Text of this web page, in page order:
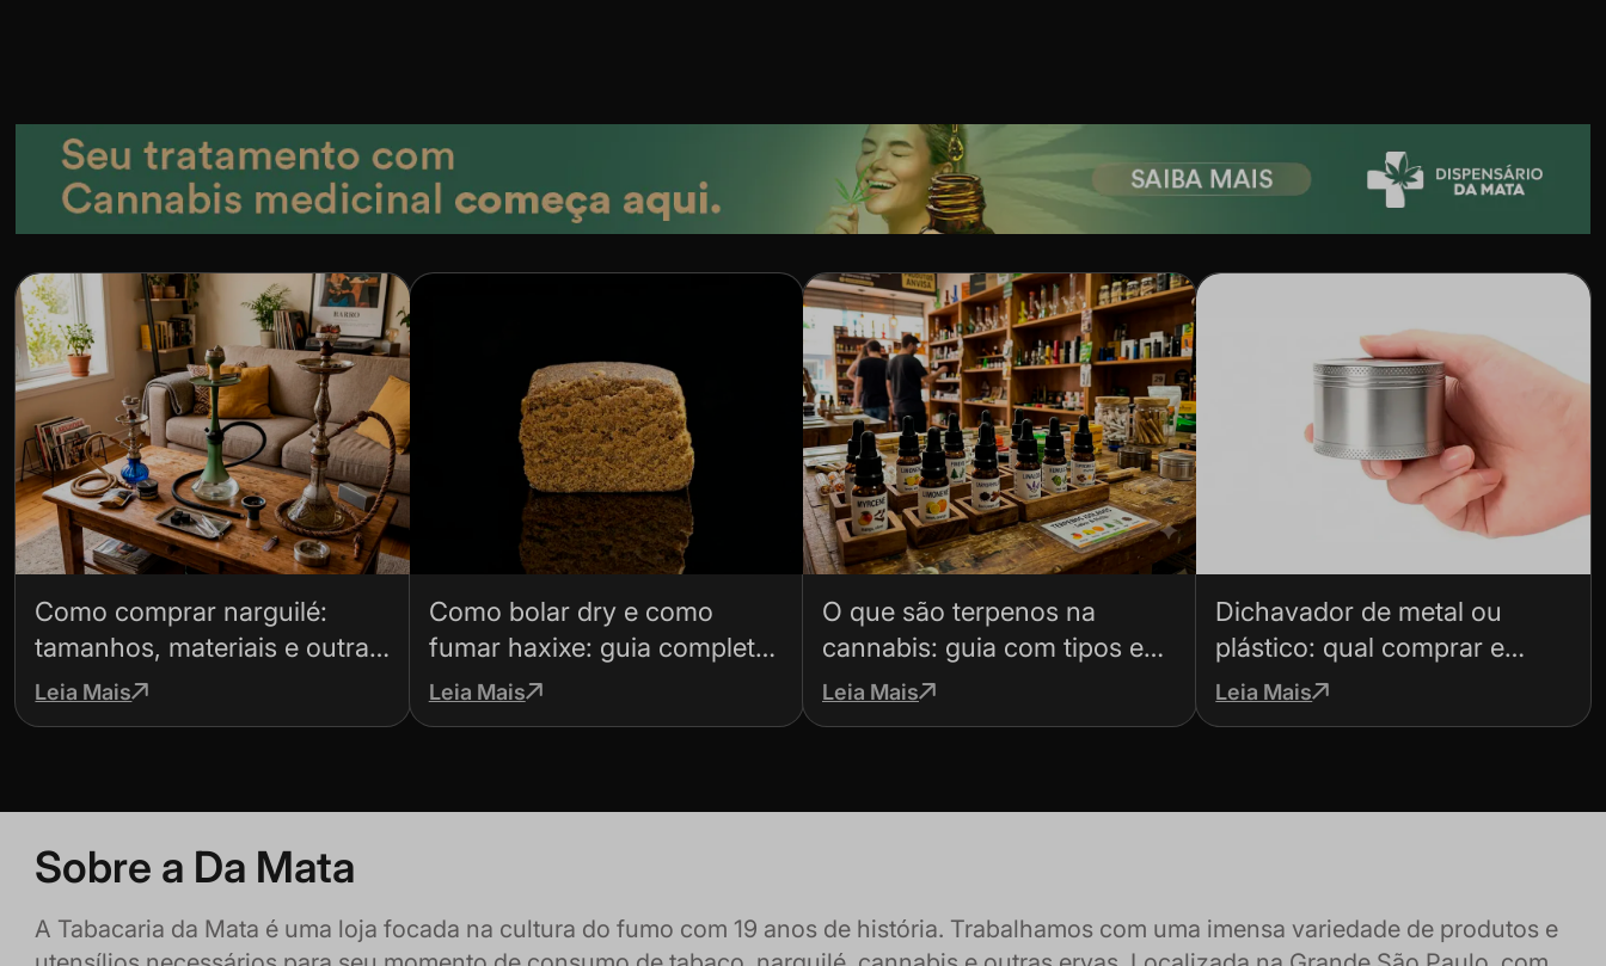
Como comprar narguilé:
tamanhos, materiais e outras
dicas
Leia Mais
Como bolar dry e como
fumar haxixe: guia completo
para não errar
Leia Mais
O que são terpenos na
cannabis: guia com tipos e
efeitos
Leia Mais
Dichavador de metal ou
plástico: qual comprar e
como escolher
Leia Mais
Sobre a Da Mata
A Tabacaria da Mata é uma loja focada na cultura do fumo com 19 anos de história. Trabalhamos com uma imensa variedade de produtos e